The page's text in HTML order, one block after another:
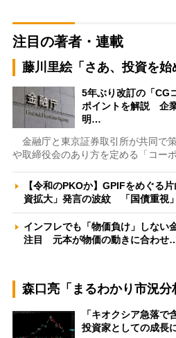
注目の著者・連載
藤川里絵「さあ、投資を始
5年ぶり改訂の「CG
ポイントを解説 企
明…
金融庁と東京証券取引所が共同で
や取締役会のあり方を定める「コー
【令和のPKOか】GPIFをめぐる
資拡大」発言の波紋 「国債重視
インフレでも「物価負け」しない
注目 元本が物価の動きに合わせ
森口亮「まるわかり市況分
「キオクシア急落
投資家としての成